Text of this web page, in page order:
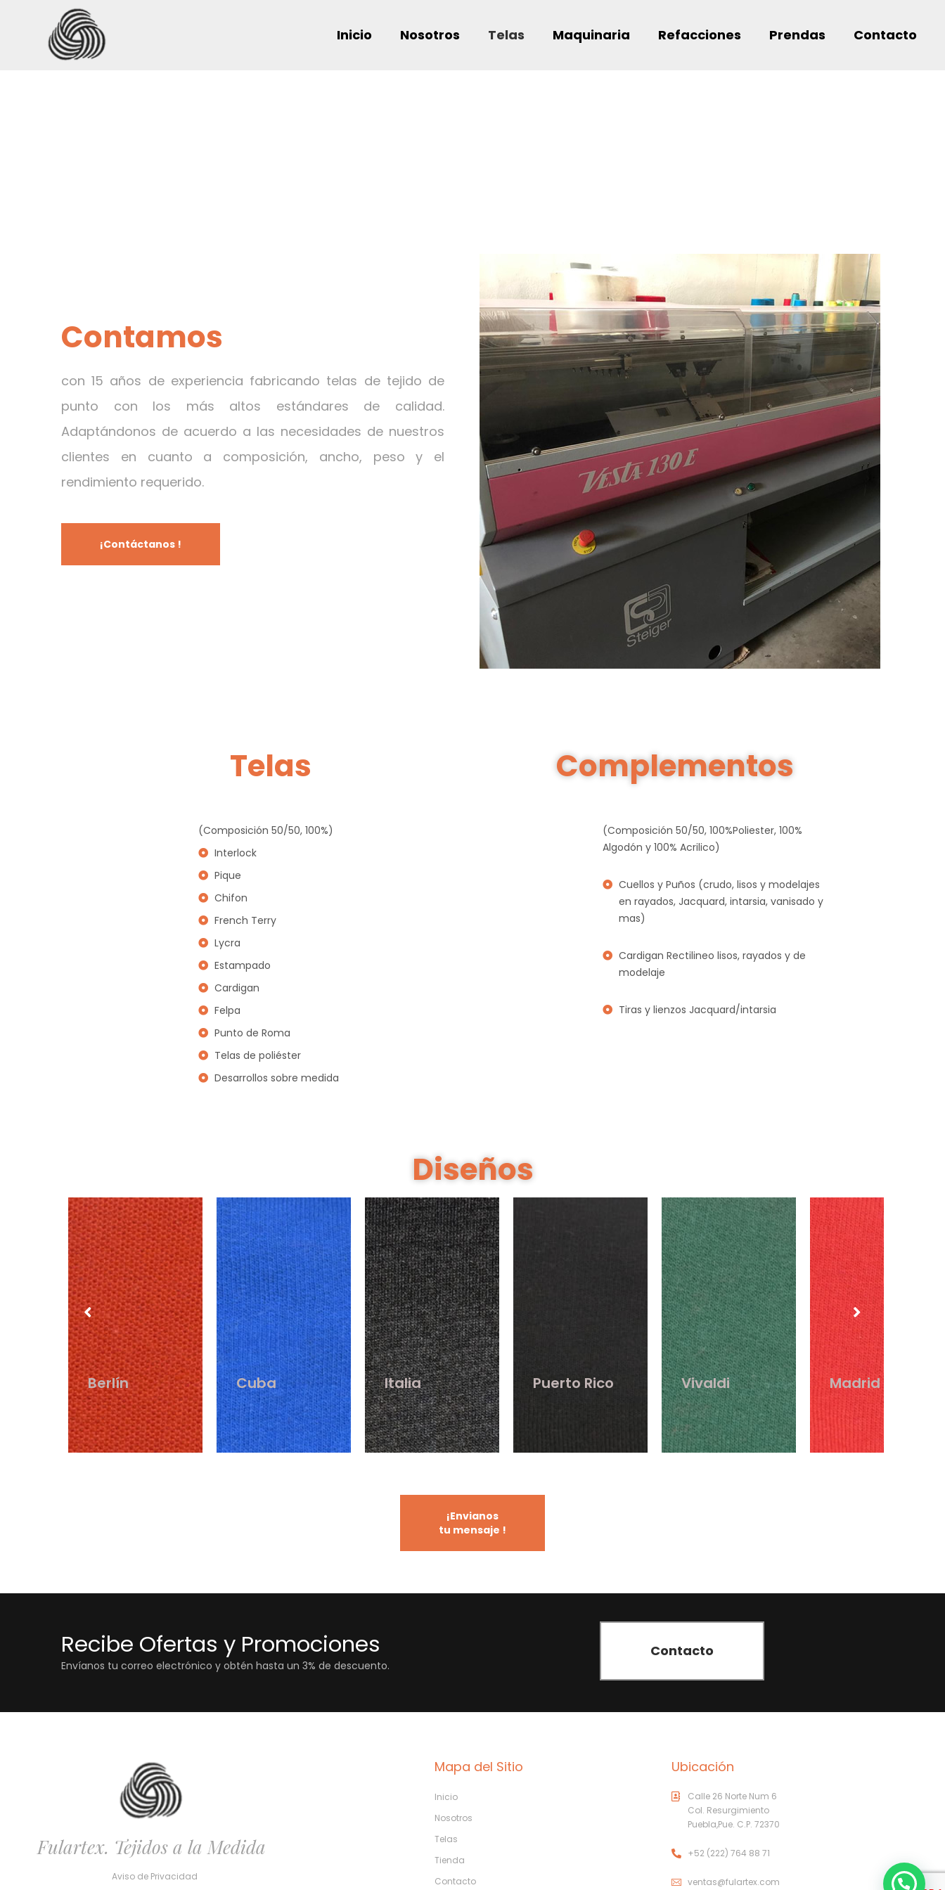
Inicio Nosotros Telas Maquinaria Refacciones Prendas Contacto
Contamos
con 15 años de experiencia fabricando telas de tejido de
punto con los más altos estándares de calidad.
Adaptándonos de acuerdo a las necesidades de nuestros
clientes en cuanto a composición, ancho, peso y el
rendimiento requerido.
¡Contáctanos !
Telas
(Composición 50/50, 100%)
Interlock
Pique
Chifon
French Terry
Lycra
Estampado
Cardigan
Felpa
Punto de Roma
Telas de poliéster
Desarrollos sobre medida
Complementos
(Composición 50/50, 100%Poliester, 100%
Algodón y 100% Acrilico)
Cuellos y Puños (crudo, lisos y modelajes
en rayados, Jacquard, intarsia, vanisado y
mas)
Cardigan Rectilineo lisos, rayados y de
modelaje
Tiras y lienzos Jacquard/intarsia
Diseños
Cuba Italia Puerto Rico Vivaldi Madrid Nevada
¡Envianos
tu mensaje !
Recibe Ofertas y Promociones
Envíanos tu correo electrónico y obtén hasta un 3% de descuento.
Contacto
Fulartex. Tejidos a la Medida
Aviso de Privacidad
Mapa del Sitio
Inicio
Nosotros
Telas
Tienda
Contacto
Ubicación
Calle 26 Norte Num 6
Col. Resurgimiento
Puebla,Pue. C.P. 72370
+52 (222) 764 88 71
ventas@fulartex.com